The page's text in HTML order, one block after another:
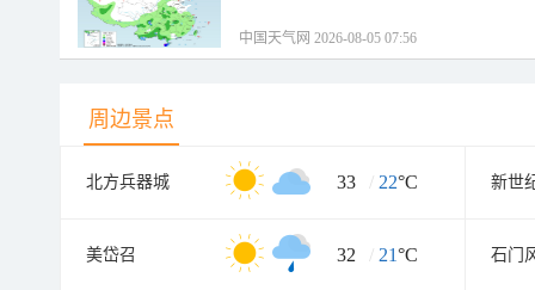
中国天气网 2026-08-05 07:56
周边景点
北方兵器城 33 / 22°C 新世
美岱召 32 / 21°C 石门